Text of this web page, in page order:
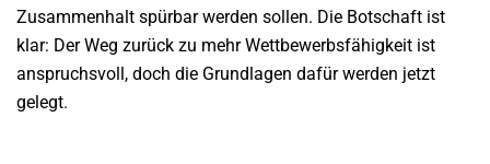
Zusammenhalt spürbar werden sollen. Die Botschaft ist
klar: Der Weg zurück zu mehr Wettbewerbsfähigkeit ist
anspruchsvoll, doch die Grundlagen dafür werden jetzt
gelegt.